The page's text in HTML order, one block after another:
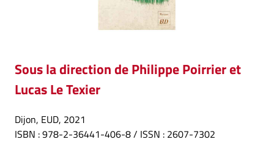
Sous la directiondePhilippe Poirrier et
Lucas Le Texier
Dijon, EUD, 2021
ISBN : 978-2-36441-406-8 / ISSN : 2607-7302